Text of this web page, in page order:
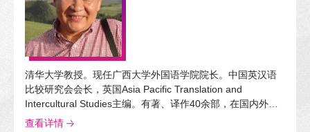
清华大学教授。现任广西大学外国语学院院长。中国英汉语
比较研究会会长，英国Asia Pacific Translation and
Intercultural Studies主编。有著、译作40余部，在国内外期
刊发表论文200余篇；所著《翻译与中国现代性》入选国家社
查看详情